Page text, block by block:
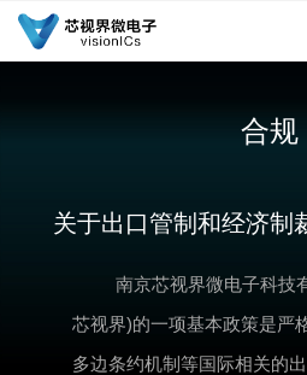
合规
关于出口管制和经济制
南京芯视界微电子科技有
芯视界)的一项基本政策是严
多边条约机制等国际相关的